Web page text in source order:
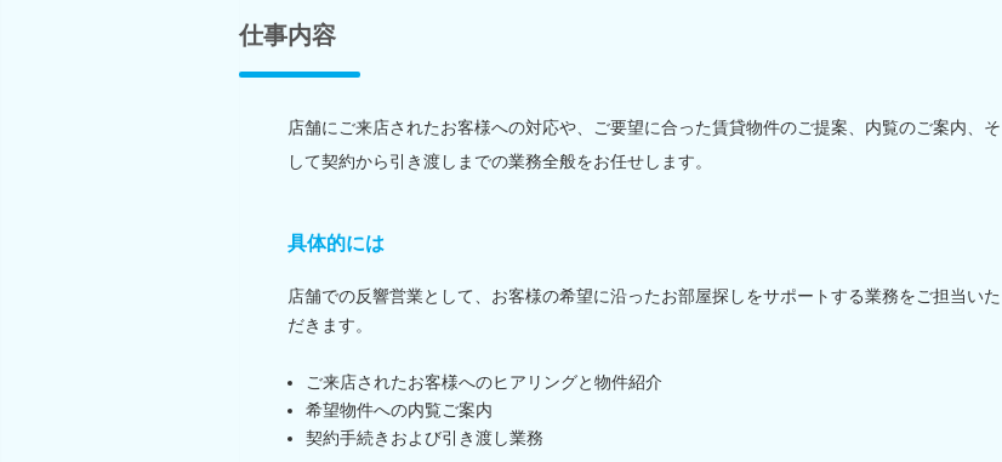
仕事内容
店舗にご来店されたお客様への対応や、ご要望に合った賃貸物件のご提案、内覧のご案内、そ
して契約から引き渡しまでの業務全般をお任せします。
具体的には
店舗での反響営業として、お客様の希望に沿ったお部屋探しをサポートする業務をご担当いた
だきます。
ご来店されたお客様へのヒアリングと物件紹介
希望物件への内覧ご案内
契約手続きおよび引き渡し業務